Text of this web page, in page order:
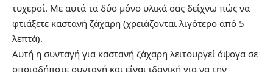
τυχεροί. Με αυτά τα δύο μόνο υλικά σας δείχνω πώς να
φτιάξετε καστανή ζάχαρη (χρειάζονται λιγότερο από 5
λεπτά).
Αυτή η συνταγή για καστανή ζάχαρη λειτουργεί άψογα σε
οποιαδήποτε συνταγή και είναι ιδανική για να την